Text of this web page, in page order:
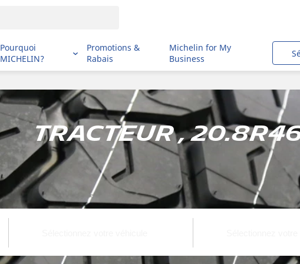
Pourquoi
MICHELIN?
Promotions &
Rabais
Michelin for My
Business
Tracteur ,